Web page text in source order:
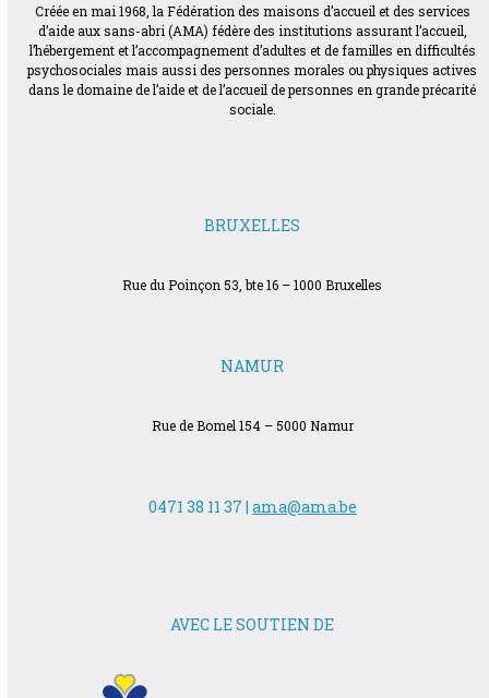
Créée en mai 1968, la Fédération des maisons d’accueil et des services
d’aide aux sans-abri (AMA) fédère des institutions assurant l’accueil,
l’hébergement et l’accompagnement d’adultes et de familles en difficultés
psychosociales mais aussi des personnes morales ou physiques actives
dans le domaine de l’aide et de l’accueil de personnes en grande précarité
sociale.
BRUXELLES
Rue du Poinçon 53, bte 16 – 1000 Bruxelles
NAMUR
Rue de Bomel 154 – 5000 Namur
0471 38 11 37 | ama@ama.be
AVEC LE SOUTIEN DE